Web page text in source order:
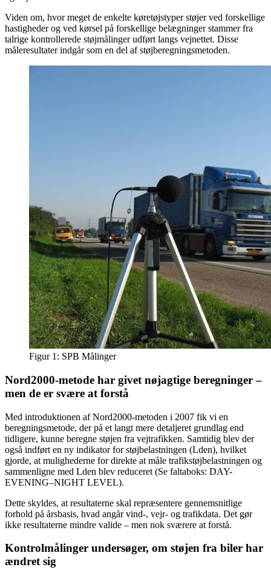
Viden om, hvor meget de enkelte køretøjstyper støjer ved forskellige
hastigheder og ved kørsel på forskellige belægninger stammer fra
talrige kontrollerede støjmålinger udført langs vejnettet. Disse
måleresultater indgår som en del af støjberegningsmetoden.
Figur 1: SPB Målinger
Nord2000-metode har givet nøjagtige beregninger –
men de er svære at forstå
Med introduktionen af Nord2000-metoden i 2007 fik vi en
beregningsmetode, der på et langt mere detaljeret grundlag end
tidligere, kunne beregne støjen fra vejtrafikken. Samtidig blev der
også indført en ny indikator for støjbelastningen (Lden), hvilket
gjorde, at mulighederne for direkte at måle trafikstøjbelastningen og
sammenligne med Lden blev reduceret (Se faltaboks: DAY-
EVENING–NIGHT LEVEL).
Dette skyldes, at resultaterne skal repræsentere gennemsnitlige
forhold på årsbasis, hvad angår vind-, vejr- og trafikdata. Det gør
ikke resultaterne mindre valide – men nok sværere at forstå.
Kontrolmålinger undersøger, om støjen fra biler har
ændret sig